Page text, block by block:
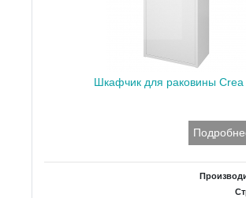
Шкафчик для раковины Crea